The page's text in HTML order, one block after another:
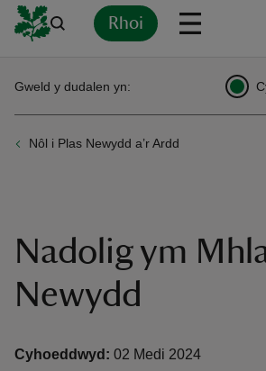
Rhoi
Nôl i Plas Newydd a’r Ardd
Gweld y dudalen yn:
Nadolig ym
Newydd
Cyhoeddwyd: 02 Medi 2024